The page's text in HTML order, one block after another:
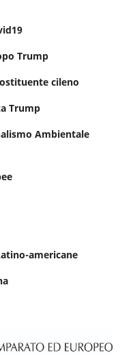
Trump
cileno
Trump
Ambientale
americane